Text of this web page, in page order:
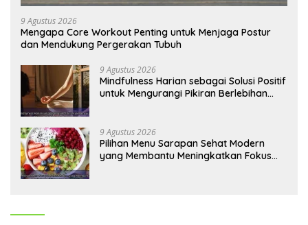
9 Agustus 2026
Mengapa Core Workout Penting untuk Menjaga Postur
dan Mendukung Pergerakan Tubuh
9 Agustus 2026
Mindfulness Harian sebagai Solusi Positif
untuk Mengurangi Pikiran Berlebihan
9 Agustus 2026
Pilihan Menu Sarapan Sehat Modern
yang Membantu Meningkatkan Fokus